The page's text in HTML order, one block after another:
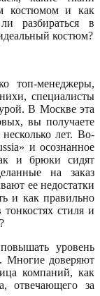
костюмом и как
разбираться в
костюм?
топ-менеджеры,
специалисты
В Москве эта
вы получаете
лет. Во-
и осознанное
и брюки сидят
на заказ
ее недостатки
и как правильно
стиля и
уровень
Многие доверяют
компаний, как
отвечающего за